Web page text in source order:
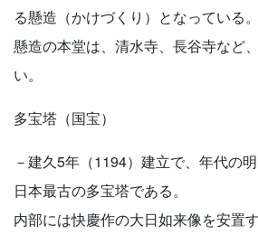
る懸造（かけづくり）となっている。
懸造の本堂は、清水寺、長谷寺など
い。
多宝塔（国宝）
－建久5年（1194）建立で、年代の
日本最古の多宝塔である。
内部には快慶作の大日如来像を安置す